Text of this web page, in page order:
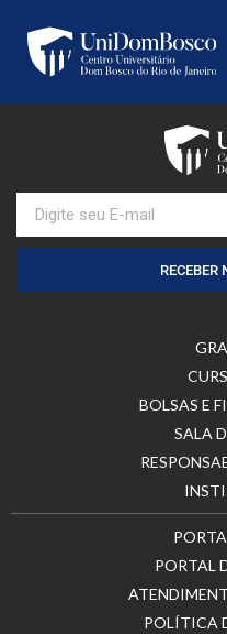
RECEBER
BOLSAS E
SALA
PORTAL
POLÍTICA